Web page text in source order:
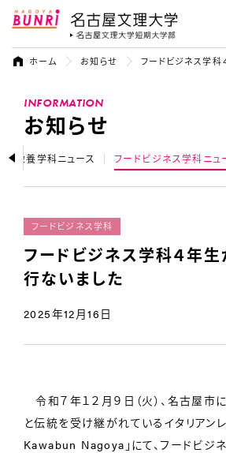
名古屋文理大学
よく検索されているキーワード：
ホーム お知らせ フードビジネス学科
INFORMATION
お知らせ
康栄養学科ニュース フードビジネス学科ニュ
フードビジネス学科
フードビジネス学科４年
行ないました
2025年12月16日
令和７年１２月９日（火）、名古屋
と伝統を受け継がれているイタリアン
Kawabun Nagoya」にて、フードビジ